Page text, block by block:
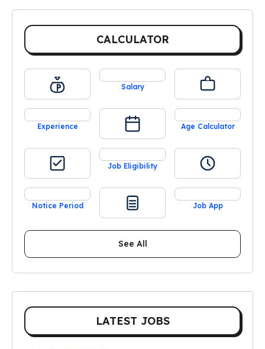
CALCULATOR
Salary
Experience Age Calculator
Job Eligibility
Notice Period Job App
See All
LATEST JOBS